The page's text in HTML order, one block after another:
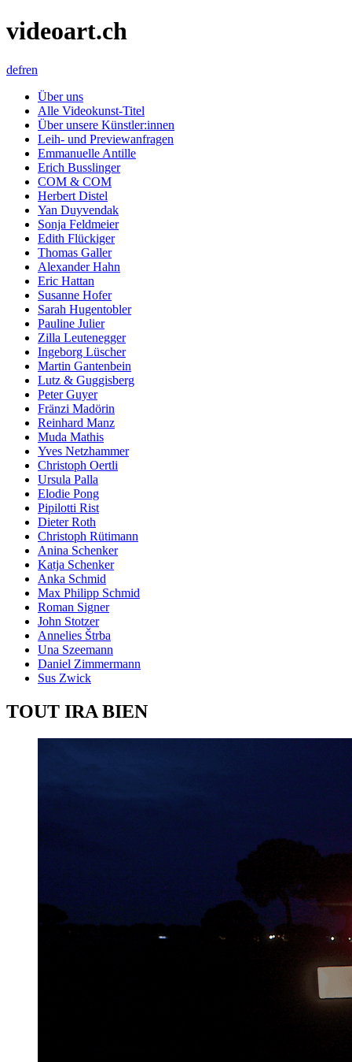
videoart.ch
defren
Über uns
Alle Videokunst-Titel
Über unsere Künstler:innen
Leih- und Previewanfragen
Emmanuelle Antille
Erich Busslinger
COM & COM
Herbert Distel
Yan Duyvendak
Sonja Feldmeier
Edith Flückiger
Thomas Galler
Alexander Hahn
Eric Hattan
Susanne Hofer
Sarah Hugentobler
Pauline Julier
Zilla Leutenegger
Ingeborg Lüscher
Martin Gantenbein
Lutz & Guggisberg
Peter Guyer
Fränzi Madörin
Reinhard Manz
Muda Mathis
Yves Netzhammer
Christoph Oertli
Ursula Palla
Elodie Pong
Pipilotti Rist
Dieter Roth
Christoph Rütimann
Anina Schenker
Katja Schenker
Anka Schmid
Max Philipp Schmid
Roman Signer
John Stotzer
Annelies Štrba
Una Szeemann
Daniel Zimmermann
Sus Zwick
TOUT IRA BIEN